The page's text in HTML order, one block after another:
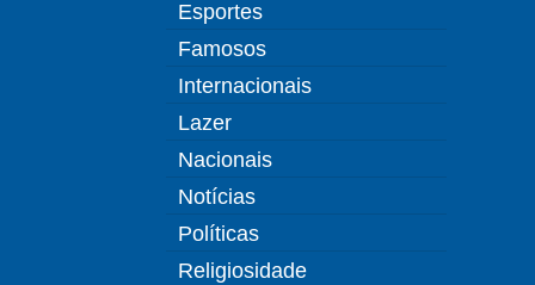
Esportes
Famosos
Internacionais
Lazer
Nacionais
Notícias
Políticas
Religiosidade